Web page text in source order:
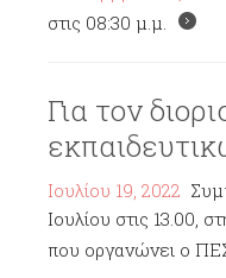
στις 08:30 μ.μ.
Για τον
Ιουλίου 19, 2022
Ιουλίου στις 13.00,
που οργανώνει ο